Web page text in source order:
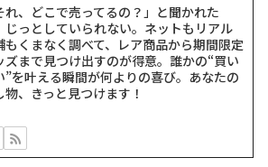
れ、どこで売ってるの？」と聞かれた
じっとしていられない。ネットもリアル
もくまなく調べて、レア商品から期間限定
ズまで見つけ出すのが得意。誰かの“買い
”を叶える瞬間が何よりの喜び。あなたの
物、きっと見つけます！